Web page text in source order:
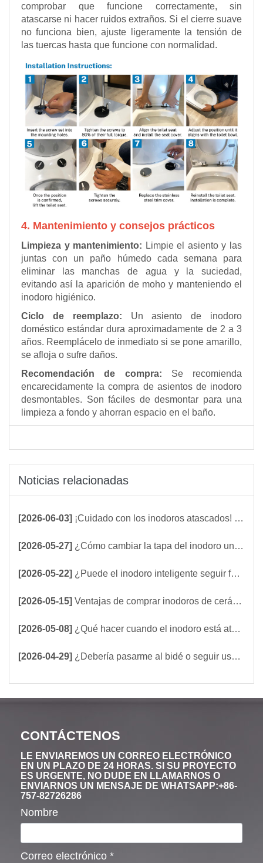
comprobar que funcione correctamente, sin
atascarse ni hacer ruidos extraños. Si el cierre suave
no funciona bien, ajuste ligeramente la tensión de
las tuercas hasta que funcione con normalidad.
4. Mantenimiento y consejos prácticos
Limpieza y mantenimiento: Limpie el asiento y las
juntas con un paño húmedo cada semana para
eliminar las manchas de agua y la suciedad,
evitando así la aparición de moho y manteniendo el
inodoro higiénico.
Ciclo de reemplazo: Un asiento de inodoro
doméstico estándar dura aproximadamente de 2 a 3
años. Reemplácelo de inmediato si se pone amarillo,
se afloja o sufre daños.
Recomendación de compra: Se recomienda
encarecidamente la compra de asientos de inodoro
desmontables. Son fáciles de desmontar para una
limpieza a fondo y ahorran espacio en el baño.
Noticias relacionadas
[2026-06-03] ¡Cuidado con los inodoros atascados! Estos objetos nunca deben tirarse por el inodoro.
[2026-05-27] ¿Cómo cambiar la tapa del inodoro uno mismo?
[2026-05-22] ¿Puede el inodoro inteligente seguir funcionando cuando no hay electricidad? ¿Debe elegir un inodoro inteligente con tanque incorporado o sin tanque?
[2026-05-15] Ventajas de comprar inodoros de cerámica al por mayor directamente de fábrica.
[2026-05-08] ¿Qué hacer cuando el inodoro está atascado? ¡5 maneras fáciles de desatascar un inodoro!
[2026-04-29] ¿Debería pasarme al bidé o seguir usando papel higiénico?
CONTÁCTENOS
LE ENVIAREMOS UN CORREO ELECTRÓNICO
EN UN PLAZO DE 24 HORAS. SI SU PROYECTO
ES URGENTE, NO DUDE EN LLAMARNOS O
ENVIARNOS UN MENSAJE DE WHATSAPP:+86-
757-82726286
Nombre
Correo electrónico *